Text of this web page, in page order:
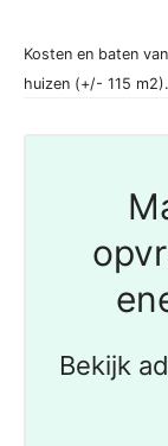
Kosten en baten
huizen (+/- 115 m2).
Bekijk